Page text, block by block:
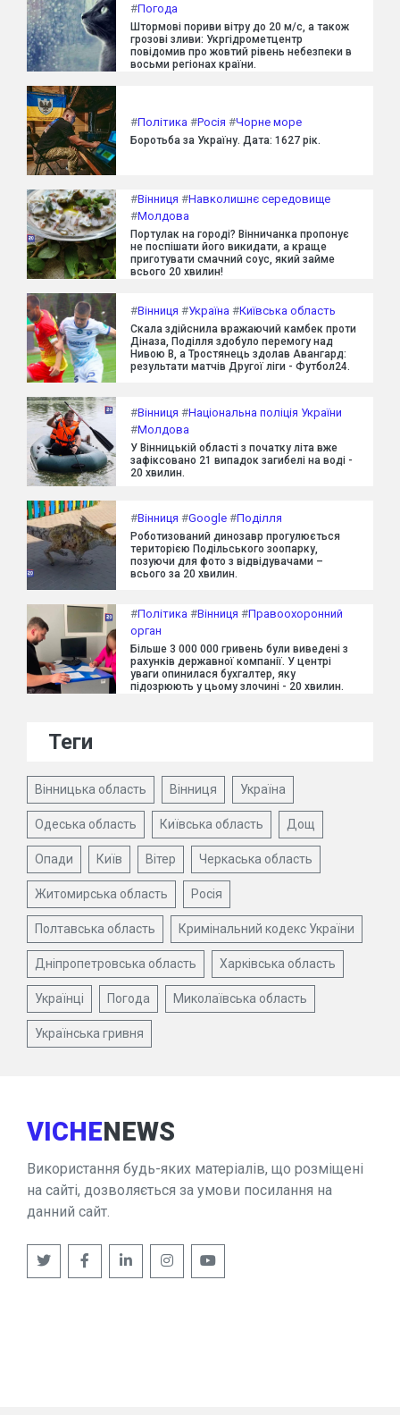
#Погода
Штормові пориви вітру до 20 м/с, а також
грозові зливи: Укргідрометцентр
повідомив про жовтий рівень небезпеки в
восьми регіонах країни.
#Політика #Росія #Чорне море
Боротьба за Україну. Дата: 1627 рік.
#Вінниця #Навколишнє середовище
#Молдова
Портулак на городі? Вінничанка пропонує
не поспішати його викидати, а краще
приготувати смачний соус, який займе
всього 20 хвилин!
#Вінниця #Україна #Київська область
Скала здійснила вражаючий камбек проти
Діназа, Поділля здобуло перемогу над
Нивою В, а Тростянець здолав Авангард:
результати матчів Другої ліги - Футбол24.
#Вінниця #Національна поліція України
#Молдова
У Вінницькій області з початку літа вже
зафіксовано 21 випадок загибелі на воді -
20 хвилин.
#Вінниця #Google #Поділля
Роботизований динозавр прогулюється
територією Подільського зоопарку,
позуючи для фото з відвідувачами –
всього за 20 хвилин.
#Політика #Вінниця #Правоохоронний
орган
Більше 3 000 000 гривень були виведені з
рахунків державної компанії. У центрі
уваги опинилася бухгалтер, яку
підозрюють у цьому злочині - 20 хвилин.
Теги
Вінницька область Вінниця Україна
Одеська область Київська область Дощ
Опади Київ Вітер Черкаська область
Житомирська область Росія
Полтавська область Кримінальний кодекс України
Дніпропетровська область Харківська область
Українці Погода Миколаївська область
Українська гривня
VICHENEWS
Використання будь-яких матеріалів, що розміщені
на сайті, дозволяється за умови посилання на
данний сайт.